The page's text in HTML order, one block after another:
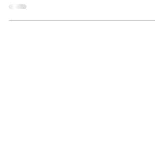
CELLE. Bei den Arbeitsagenturen und Jobcentern im
Bezirk der Agentur für Arbeit Celle (Landkreis Celle